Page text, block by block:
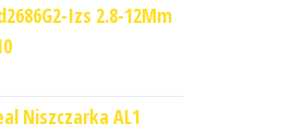
Izs 2.8-12Mm
Niszczarka AL1